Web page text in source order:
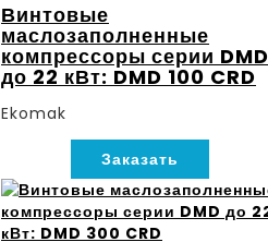
Винтовые
маслозаполненные
компрессоры серии DMD
до 22 кВт: DMD 100 CRD
Ekomak
Заказать